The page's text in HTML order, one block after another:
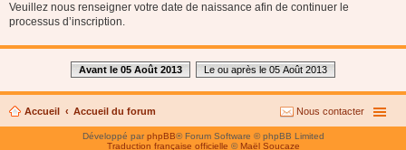
Veuillez nous renseigner votre date de naissance afin de continuer le
processus d’inscription.
Avant le 05 Août 2013 Le ou après le 05 Août 2013
Accueil Accueil du forum Nous contacter
Développé parphpBB® Forum Software © phpBB Limited
Traduction française officielle © Maël Soucaze